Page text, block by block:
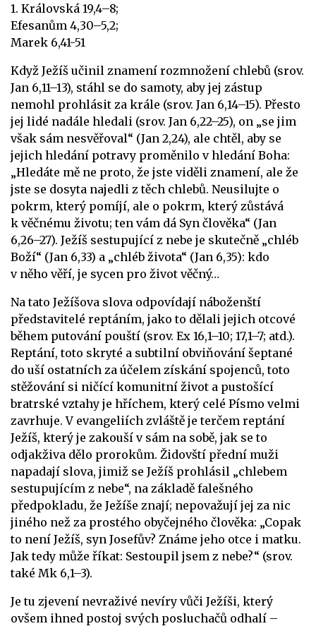
1. Královská 19,4–8;
Efesanům 4,30–5,2;
Marek 6,41-51
Když Ježíš učinil znamení rozmnožení chlebů (srov.
Jan 6,11–13), stáhl se do samoty, aby jej zástup
nemohl prohlásit za krále (srov. Jan 6,14–15). Přesto
jej lidé nadále hledali (srov. Jan 6,22–25), on „se jim
však sám nesvěřoval“ (Jan 2,24), ale chtěl, aby se
jejich hledání potravy proměnilo v hledání Boha:
„Hledáte mě ne proto, že jste viděli znamení, ale že
jste se dosyta najedli z těch chlebů. Neusilujte o
pokrm, který pomíjí, ale o pokrm, který zůstává
k věčnému životu; ten vám dá Syn člověka“ (Jan
6,26–27). Ježíš sestupující z nebe je skutečně „chléb
Boží“ (Jan 6,33) a „chléb života“ (Jan 6,35): kdo
v něho věří, je sycen pro život věčný…
Na tato Ježíšova slova odpovídají náboženští
představitelé reptáním, jako to dělali jejich otcové
během putování pouští (srov. Ex 16,1–10; 17,1–7; atd.).
Reptání, toto skryté a subtilní obviňování šeptané
do uší ostatních za účelem získání spojenců, toto
stěžování si ničící komunitní život a pustošící
bratrské vztahy je hříchem, který celé Písmo velmi
zavrhuje. V evangeliích zvláště je terčem reptání
Ježíš, který je zakouší v sám na sobě, jak se to
odjakživa dělo prorokům. Židovští přední muži
napadají slova, jimiž se Ježíš prohlásil „chlebem
sestupujícím z nebe“, na základě falešného
předpokladu, že Ježíše znají; nepovažují jej za nic
jiného než za prostého obyčejného člověka: „Copak
to není Ježíš, syn Josefův? Známe jeho otce i matku.
Jak tedy může říkat: Sestoupil jsem z nebe?“ (srov.
také Mk 6,1–3).
Je tu zjevení nevraživé nevíry vůči Ježíši, který
ovšem ihned postoj svých posluchačů odhalí –